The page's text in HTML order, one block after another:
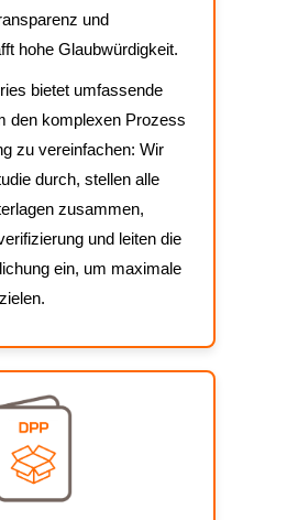
und
hohe Glaubwürdigkeit.
bietet umfassende
den komplexen Prozess
zu vereinfachen: Wir
durch, stellen alle
zusammen,
und leiten die
ein, um maximale